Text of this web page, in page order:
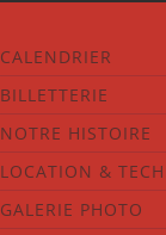
CALENDRIER
BILLETTERIE
NOTRE HISTOIRE
LOCATION &
GALERIE PHOTO